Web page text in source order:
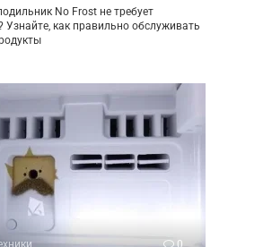
No Frost не требует
Узнайте, как правильно обслуживать